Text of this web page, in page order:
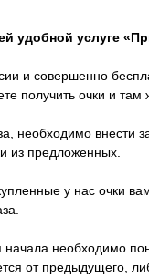
удобной услуге
и совершенно
получить очки и
необходимо внести
из предложенных.
у нас очки
необходимо
от предыдущего,